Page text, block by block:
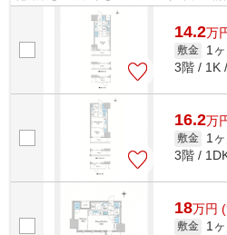
いただけます。駅まで歩いてアクセス...
14.2万
敷金 1ヶ
3階 / 1K
16.2万
敷金 1ヶ
3階 /
18万円
敷金 1ヶ